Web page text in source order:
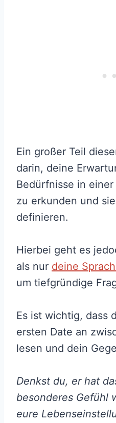
Ein großer Teil
darin, deine
Bedürfnisse in
zu erkunden und
definieren.
Hierbei geht es
als nur deine
um tiefgründige
Es ist wichtig, dass
ersten Date an
lesen und dein
Denkst du, er hat
besonderes Gefühl
eure